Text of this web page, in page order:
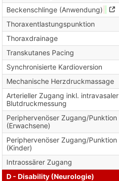
Beckenschlinge (Anwendung)
Thoraxentlastungspunktion
Thoraxdrainage
Transkutanes Pacing
Synchronisierte Kardioversion
Mechanische Herzdruckmassage
Arterieller Zugang inkl. intravasaler
Blutdruckmessung
Periphervenöser Zugang/Punktion
(Erwachsene)
Periphervenöser Zugang/Punktion
(Kinder)
Intraossärer Zugang
D - Disability (Neurologie)